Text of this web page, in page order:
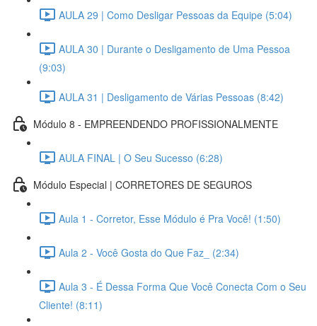
AULA 29 | Como Desligar Pessoas da Equipe (5:04)
AULA 30 | Durante o Desligamento de Uma Pessoa
(9:03)
AULA 31 | Desligamento de Várias Pessoas (8:42)
Módulo 8 - EMPREENDENDO PROFISSIONALMENTE
AULA FINAL | O Seu Sucesso (6:28)
Módulo Especial | CORRETORES DE SEGUROS
Aula 1 - Corretor, Esse Módulo é Pra Você! (1:50)
Aula 2 - Você Gosta do Que Faz_ (2:34)
Aula 3 - É Dessa Forma Que Você Conecta Com o Seu
Cliente! (8:11)